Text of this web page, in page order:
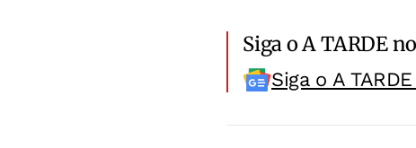
Siga o A TARDE
Siga o A